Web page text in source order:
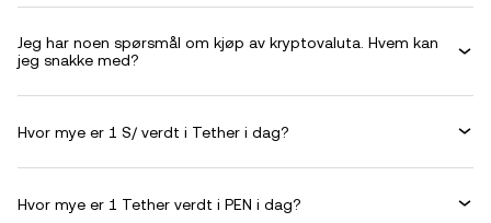
Jeg har noen spørsmål om kjøp av kryptovaluta. Hvem kan
jeg snakke med?
Hvor mye er 1 S/ verdt i Tether i dag?
Hvor mye er 1 Tether verdt i PEN i dag?